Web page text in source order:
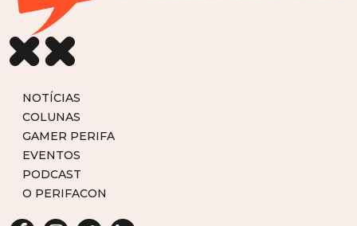
NOTÍCIAS
COLUNAS
GAMER PERIFA
EVENTOS
PODCAST
O PERIFACON